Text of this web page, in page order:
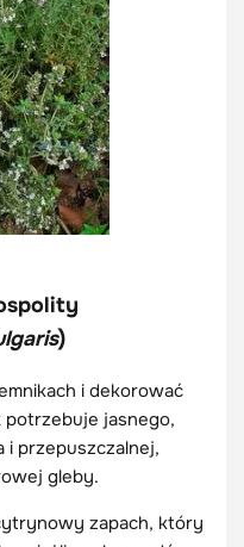
)
i dekorować
potrzebuje jasnego,
i przepuszczalnej,
gleby.
zapach, który